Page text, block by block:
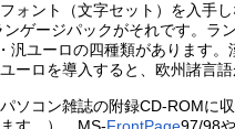
ォント（文字セット）を入手
ゲージパックがそれです。
汎ユーロの四種類があります
ーロを導入すると、欧州諸言
ソコン雑誌の附録CD-ROM
す。）、MS-FrontPage97/98